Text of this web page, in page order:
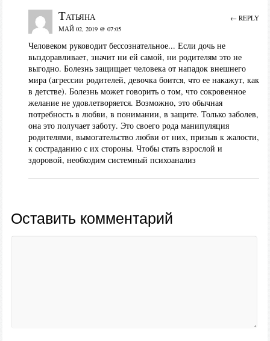
Татьяна
МАЙ 02, 2019 @ 07:05
Человеком руководит бессознательное... Если дочь не
выздоравливает, значит ни ей самой, ни родителям это не
выгодно. Болезнь защищает человека от нападок внешнего
мира (агрессии родителей, девочка боится, что ее накажут, как
в детстве). Болезнь может говорить о том, что сокровенное
желание не удовлетворяется. Возможно, это обычная
потребность в любви, в понимании, в защите. Только заболев,
она это получает заботу. Это своего рода манипуляция
родителями, вымогательство любви от них, призыв к жалости,
к состраданию с их стороны. Чтобы стать взрослой и
здоровой, необходим системный психоанализ
← REPLY
Оставить комментарий